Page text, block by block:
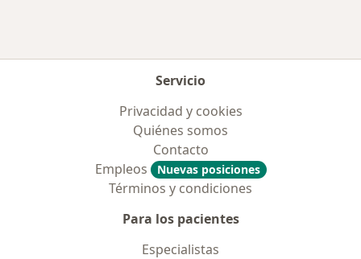
Servicio
Privacidad y cookies
Quiénes somos
Contacto
Empleos
Nuevas posiciones
Términos y condiciones
Para los pacientes
Especialistas